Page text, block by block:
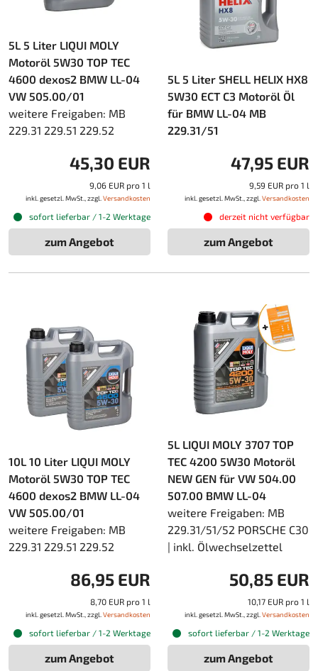
5L 5 Liter LIQUI MOLY
Motoröl 5W30 TOP TEC
4600 dexos2 BMW LL-04
VW 505.00/01
weitere Freigaben: MB
229.31 229.51 229.52
45,30 EUR
9,06 EUR pro 1 l
inkl. gesetzl. MwSt., zzgl. Versandkosten
sofort lieferbar / 1-2 Werktage
zum Angebot
5L 5 Liter SHELL HELIX HX8
5W30 ECT C3 Motoröl Öl
für BMW LL-04 MB
229.31/51
47,95 EUR
9,59 EUR pro 1 l
inkl. gesetzl. MwSt., zzgl. Versandkosten
derzeit nicht verfügbar
zum Angebot
10L 10 Liter LIQUI MOLY
Motoröl 5W30 TOP TEC
4600 dexos2 BMW LL-04
VW 505.00/01
weitere Freigaben: MB
229.31 229.51 229.52
86,95 EUR
8,70 EUR pro 1 l
inkl. gesetzl. MwSt., zzgl. Versandkosten
sofort lieferbar / 1-2 Werktage
zum Angebot
5L LIQUI MOLY 3707 TOP
TEC 4200 5W30 Motoröl
NEW GEN für VW 504.00
507.00 BMW LL-04
weitere Freigaben: MB
229.31/51/52 PORSCHE C30
| inkl. Ölwechselzettel
50,85 EUR
10,17 EUR pro 1 l
inkl. gesetzl. MwSt., zzgl. Versandkosten
sofort lieferbar / 1-2 Werktage
zum Angebot